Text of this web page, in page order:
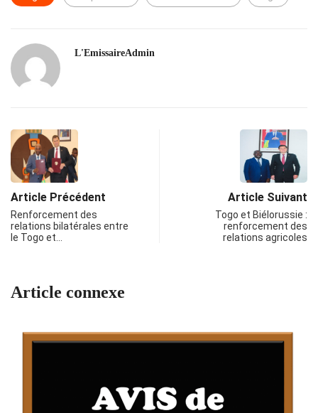
L'EmissaireAdmin
Article Précédent
Renforcement des
relations bilatérales entre
le Togo et…
Article Suivant
Togo et Biélorussie :
renforcement des
relations agricoles
Article connexe